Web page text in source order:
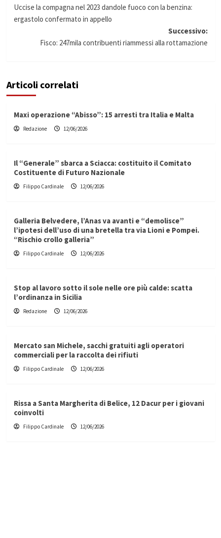
articolo
Uccise la compagna nel 2023 dandole fuoco con la benzina:
ergastolo confermato in appello
Successivo:
Fisco: 247mila contribuenti riammessi alla rottamazione
Articoli correlati
Maxi operazione “Abisso”: 15 arresti tra Italia e Malta
Redazione 12/06/2026
Il “Generale” sbarca a Sciacca: costituito il Comitato
Costituente di Futuro Nazionale
Filippo Cardinale 12/06/2026
Galleria Belvedere, l’Anas va avanti e “demolisce”
l’ipotesi dell’uso di una bretella tra via Lioni e Pompei.
“Rischio crollo galleria”
Filippo Cardinale 12/06/2026
Stop al lavoro sotto il sole nelle ore più calde: scatta
l’ordinanza in Sicilia
Redazione 12/06/2026
Mercato san Michele, sacchi gratuiti agli operatori
commerciali per la raccolta dei rifiuti
Filippo Cardinale 12/06/2026
Rissa a Santa Margherita di Belice, 12 Dacur per i giovani
coinvolti
Filippo Cardinale 12/06/2026